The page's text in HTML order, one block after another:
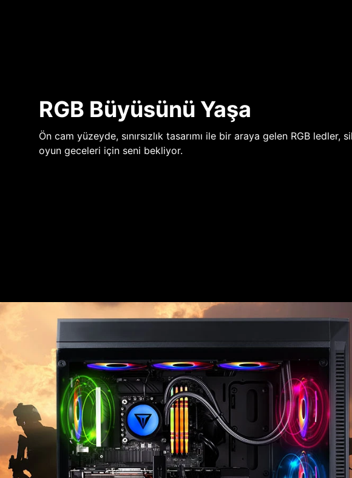
RGB Büyüsünü Yaşa
Ön cam yüzeyde, sınırsızlık tasarımı ile bir araya gelen RGB ledler,
oyun geceleri için seni bekliyor.